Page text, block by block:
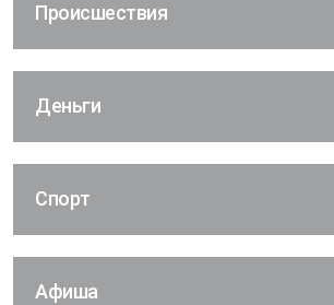
Происшествия
Деньги
Спорт
Афиша